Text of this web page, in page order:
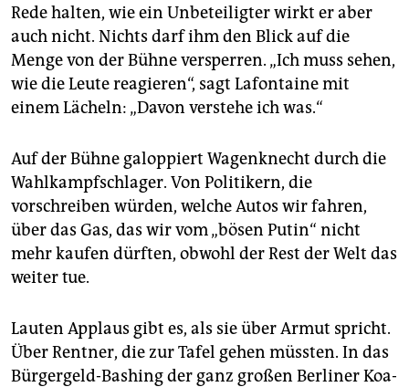
Rede halten, wie ein Unbeteiligter wirkt er aber
auch nicht. Nichts darf ihm den Blick auf die
Menge von der Bühne versperren. „Ich muss sehen,
wie die Leute reagieren“, sagt Lafontaine mit
einem Lächeln: „Davon verstehe ich was.“
Auf der Bühne galoppiert Wagenknecht durch die
Wahlkampfschlager. Von Politikern, die
vorschreiben würden, welche Autos wir fahren,
über das Gas, das wir vom „bösen Putin“ nicht
mehr kaufen dürften, obwohl der Rest der Welt das
weiter tue.
Lauten Applaus gibt es, als sie über Armut spricht.
Über Rentner, die zur Tafel gehen müssten. In das
Bürgergeld-Bashing der ganz großen Berliner Koa­